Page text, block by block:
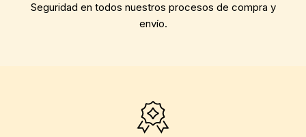
Seguridad en todos nuestros procesos de compra y
envío.